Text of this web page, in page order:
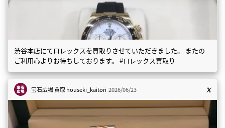
渋谷本店にてロレックスを買取りさせていただきました。 またの
ご利用心よりお待ちしております。 #ロレックス買取り
宝石広場 買取houseki_kaitori 2026/06/23